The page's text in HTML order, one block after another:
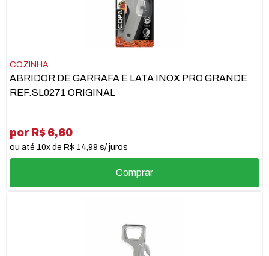
COZINHA
ABRIDOR DE GARRAFA E LATA INOX PRO GRANDE
REF.SL0271 ORIGINAL
por R$ 6,60
ou até 10x de R$ 14,99 s/ juros
Comprar